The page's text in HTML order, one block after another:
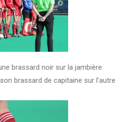
brassard noir sur la jambière.
brassard de capitaine sur l’autre